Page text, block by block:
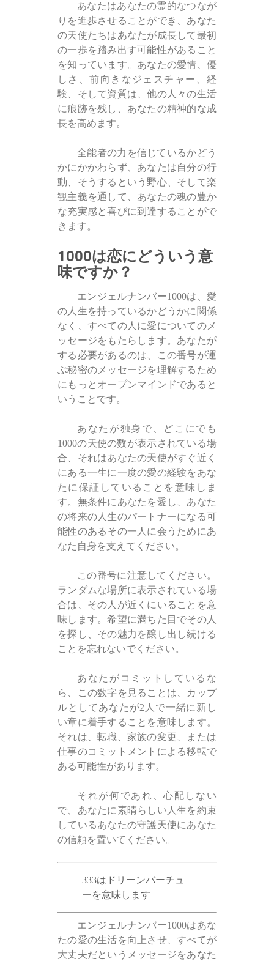
あなたはあなたの霊的なつなが
りを進歩させることができ、あなた
の天使たちはあなたが成長して最初
の一歩を踏み出す可能性があること
を知っています。あなたの愛情、優
しさ、前向きなジェスチャー、経
験、そして資質は、他の人々の生活
に痕跡を残し、あなたの精神的な成
長を高めます。
全能者の力を信じているかどう
かにかかわらず、あなたは自分の行
動、そうするという野心、そして楽
観主義を通して、あなたの魂の豊か
な充実感と喜びに到達することがで
きます。
1000は恋にどういう意
味ですか？
エンジェルナンバー1000は、愛
の人生を持っているかどうかに関係
なく、すべての人に愛についてのメ
ッセージをもたらします。あなたが
する必要があるのは、この番号が運
ぶ秘密のメッセージを理解するため
にもっとオープンマインドであると
いうことです。
あなたが独身で、どこにでも
1000の天使の数が表示されている場
合、それはあなたの天使がすぐ近く
にある一生に一度の愛の経験をあな
たに保証していることを意味しま
す。無条件にあなたを愛し、あなた
の将来の人生のパートナーになる可
能性のあるその一人に会うためにあ
なた自身を支えてください。
この番号に注意してください。
ランダムな場所に表示されている場
合は、その人が近くにいることを意
味します。希望に満ちた目でその人
を探し、その魅力を醸し出し続ける
ことを忘れないでください。
あなたがコミットしているな
ら、この数字を見ることは、カップ
ルとしてあなたが2人で一緒に新し
い章に着手することを意味します。
それは、転職、家族の変更、または
仕事のコミットメントによる移転で
ある可能性があります。
それが何であれ、心配しない
で、あなたに素晴らしい人生を約束
しているあなたの守護天使にあなた
の信頼を置いてください。
333はドリーンバーチュ
ーを意味します
エンジェルナンバー1000はあな
たの愛の生活を向上させ、すべてが
大丈夫だというメッセージをあなた